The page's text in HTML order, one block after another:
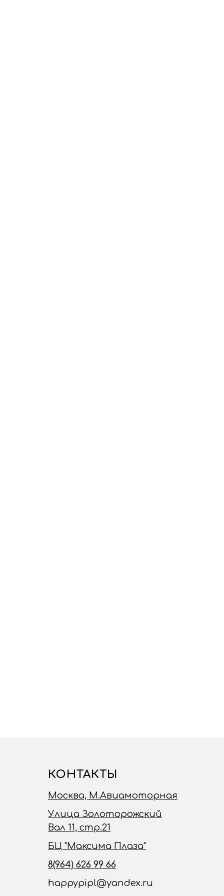
КОНТАКТЫ
Москва, М.Авиамоторная
Улица Золоторожский
Вал 11, стр.21
БЦ "Максима Плаза"
8(964) 626 99 66
happypipl@yandex.ru